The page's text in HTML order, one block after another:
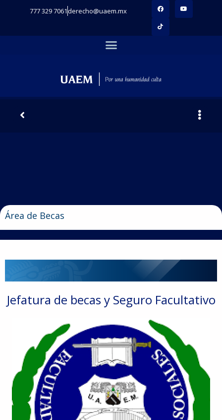
777 329 7061derecho@uaem.mx
Área de Becas
Jefatura de becas y Seguro Facultativo